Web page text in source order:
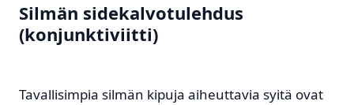
Silmän sidekalvotulehdus
(konjunktiviitti)
Tavallisimpia silmän kipuja aiheuttavia syitä ovat